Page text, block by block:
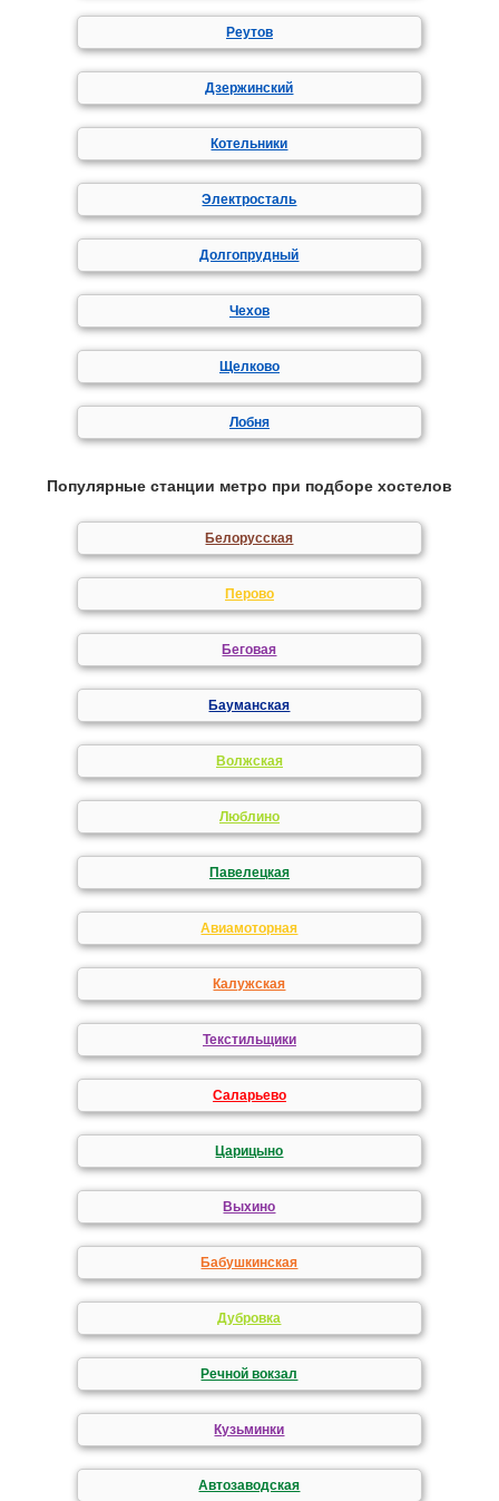
Реутов
Дзержинский
Котельники
Электросталь
Долгопрудный
Чехов
Щелково
Лобня
Популярные станции метро при подборе хостелов
Белорусская
Перово
Беговая
Бауманская
Волжская
Люблино
Павелецкая
Авиамоторная
Калужская
Текстильщики
Саларьево
Царицыно
Выхино
Бабушкинская
Дубровка
Речной вокзал
Кузьминки
Автозаводская